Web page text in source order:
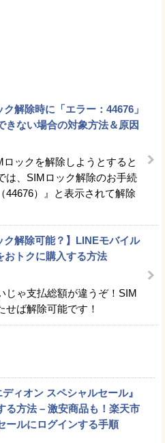
ク解除時に「エラー：44676」
きない場合の対象方法＆原因
ックを解除しようとすると
は、SIMロック解除のお手続
44676）』と表示されて解除
ク解除可能？】LINEモバイル
おトクに購入する方法
じゃ支払総額が違うぞ！SIM
せば解除可能です！
ディオン スペシャルセール』
る方法 – 激安商品も！楽天市
ールにログインする手順